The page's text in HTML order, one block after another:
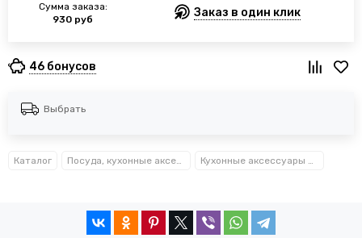
Сумма заказа:
930 руб
Заказ в один клик
46 бонусов
Выбрать
Каталог Посуда, кухонные аксессуары и принадлежности TM Kamille TM Ofenbach Кухонные аксессуары Kamille™